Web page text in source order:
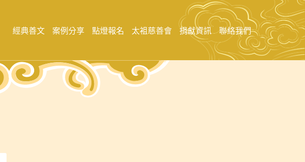
經典善文 案例分享 點燈報名 太袓慈善會 捐獻資訊 聯絡我們